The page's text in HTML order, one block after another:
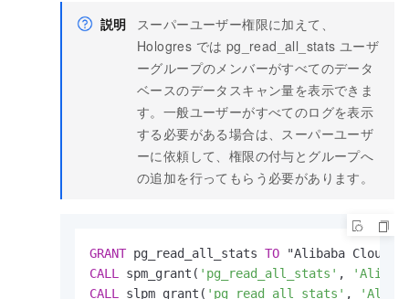
説明
スーパーユーザー権限に加えて、
Hologres では pg_read_all_stats ユーザ
ーグループのメンバーがすべてのデータ
ベースのデータスキャン量を表示できま
す。一般ユーザーがすべてのログを表示
する必要がある場合は、スーパーユーザ
ーに依頼して、権限の付与とグループへ
の追加を行ってもらう必要があります。
GRANT pg_read_all_stats TO "Alibaba Cloud
CALL
spm_grant( 'pg_read_all_stats' ,
CALL
slpm_grant( 'pg_read_all_stats' ,